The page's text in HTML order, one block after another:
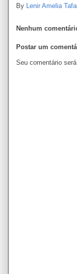
By Lenir Amelia
Nenhum
Postar um
Seu comentário